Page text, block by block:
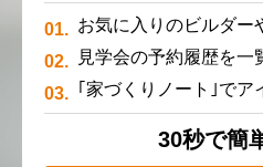
お気に入りのビルダー
見学会の予約履歴を一
｢家づくりノート｣でア
30秒で簡